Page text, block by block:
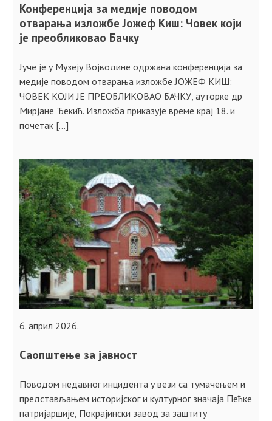
Конференција за медије поводом
отварања изложбе Јожеф Киш: Човек који
је преобликовао Бачку
Јуче је у Музеју Војводине одржана конференција за
медије поводом отварања изложбе ЈОЖЕФ КИШ:
ЧОВЕК КОЈИ ЈЕ ПРЕОБЛИКОВАО БАЧКУ, ауторке др
Мирјане Ђекић. Изложба приказује време крај 18. и
почетак […]
6. април 2026.
Саопштење за јавност
Поводом недавног инцидента у вези са тумачењем и
представљањем историјског и културног значаја Пећкe
патријаршије, Покрајински завод за заштиту